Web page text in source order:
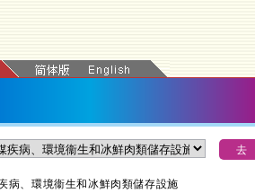
病、環境衞生和冰鮮肉類儲存設施